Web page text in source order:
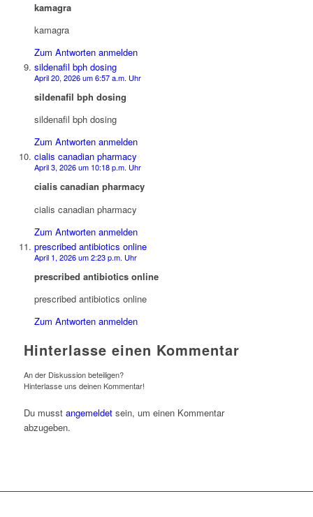
kamagra
kamagra
Zum Antworten anmelden
sildenafil bph dosing
April 20, 2026 um 6:57 a.m. Uhr
sildenafil bph dosing
sildenafil bph dosing
Zum Antworten anmelden
cialis canadian pharmacy
April 3, 2026 um 10:18 p.m. Uhr
cialis canadian pharmacy
cialis canadian pharmacy
Zum Antworten anmelden
prescribed antibiotics online
April 1, 2026 um 2:23 p.m. Uhr
prescribed antibiotics online
prescribed antibiotics online
Zum Antworten anmelden
Hinterlasse einen Kommentar
An der Diskussion beteiligen?
Hinterlasse uns deinen Kommentar!
Du musst angemeldetsein, um einen Kommentar
abzugeben.